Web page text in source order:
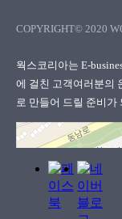
COPYRIGHT© 2020
웍스코리아는 E-
에 걸친 고객여러분의
로 만들어 드릴 준비가